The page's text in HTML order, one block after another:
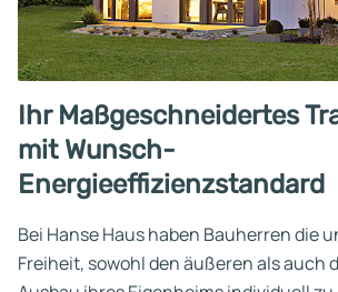
Ihr Maßgeschneidertes
mit Wunsch-
Energieeffizienzstandard
Bei Hanse Haus haben Bauherren die
Freiheit, sowohl den äußeren als auch